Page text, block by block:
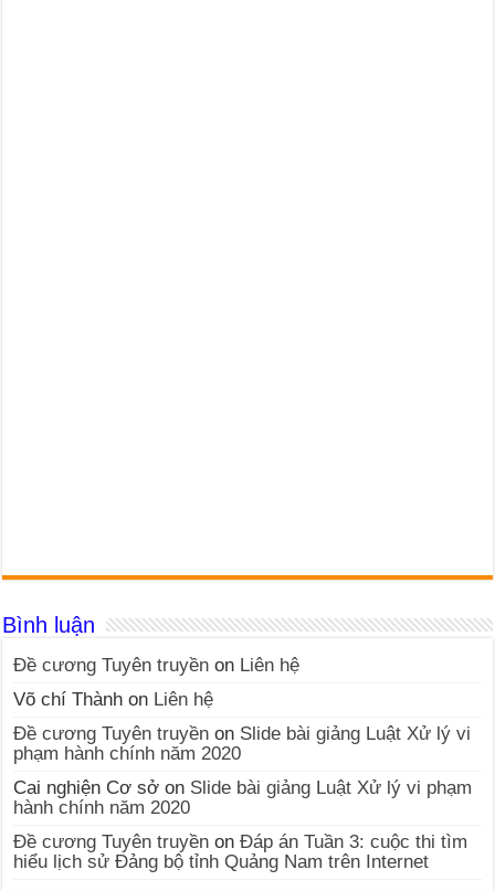
Bình luận
Đề cương Tuyên truyền on Liên hệ
Võ chí Thành on Liên hệ
Đề cương Tuyên truyền on Slide bài giảng Luật Xử lý vi
phạm hành chính năm 2020
Cai nghiện Cơ sở on Slide bài giảng Luật Xử lý vi phạm
hành chính năm 2020
Đề cương Tuyên truyền onĐáp án Tuần 3: cuộc thi tìm
hiểu lịch sử Đảng bộ tỉnh Quảng Nam trên Internet